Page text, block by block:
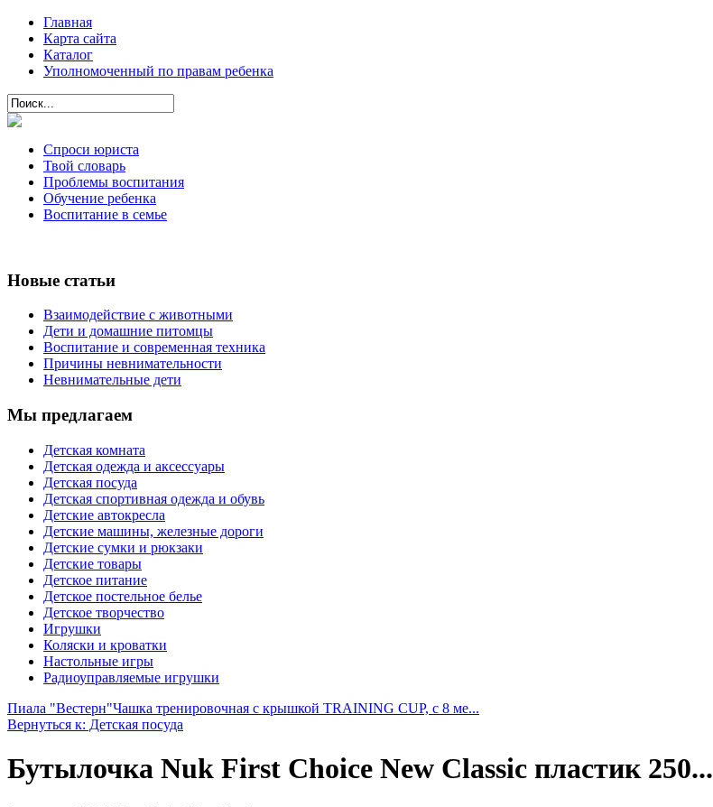
Главная
Карта сайта
Каталог
Уполномоченный по правам ребенка
Спроси юриста
Твой словарь
Проблемы воспитания
Обучение ребенка
Воспитание в семье
Новые статьи
Взаимодействие с животными
Дети и домашние питомцы
Воспитание и современная техника
Причины невнимательности
Невнимательные дети
Мы предлагаем
Детская комната
Детская одежда и аксессуары
Детская посуда
Детская спортивная одежда и обувь
Детские автокресла
Детские машины, железные дороги
Детские сумки и рюкзаки
Детские товары
Детское питание
Детское постельное белье
Детское творчество
Игрушки
Коляски и кроватки
Настольные игры
Радиоуправляемые игрушки
Пиала "Вестерн"Чашка тренировочная с крышкой TRAINING CUP, с 8 ме...
Вернуться к: Детская посуда
Бутылочка Nuk First Choice New Classic пластик 250...